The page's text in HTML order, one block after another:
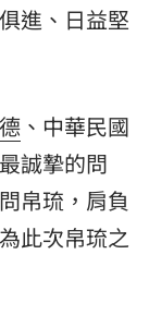
進、日益堅
、中華民國
誠摯的問
帛琉，肩負
此次帛琉之